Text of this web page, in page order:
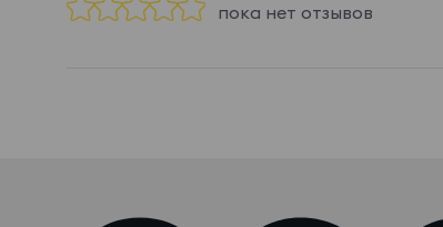
пока нет отзывов